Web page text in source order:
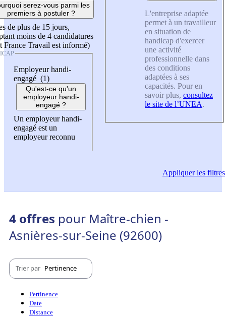
serez-vous parmi les
premiers à postuler ?
de plus de 15 jours,
moins de 4 candidatures
France Travail est informé)
Employeur handi-
engagé (1)
Qu'est-ce qu'un
employeur handi-
engagé ?
Un employeur handi-
engagé est un
employeur reconnu
L'entreprise adaptée
permet à un travailleur
en situation de
handicap d'exercer
une activité
professionnelle dans
des conditions
adaptées à ses
capacités. Pour en
savoir plus, consultez
le site de l’UNEA.
Appliquerles filtres
4 offres pour Maître-chien -
Asnières-sur-Seine (92600)
Trier par Pertinence
Pertinence
Date
Distance